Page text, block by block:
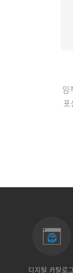
임
포
디지털 카탈로